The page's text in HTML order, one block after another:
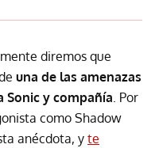
diremos que
una de las amenazas
Sonic y compañía. Por
como Shadow
anécdota, yte